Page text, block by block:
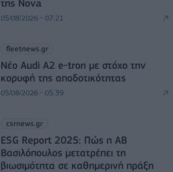
της Nova
05/08/2026 - 07:21
fleetnews.gr
Νέο Audi A2 e-tron με στόχο την
κορυφή της αποδοτικότητας
05/08/2026 - 05:39
csrnews.gr
ESG Report 2025: Πώς η ΑΒ
Βασιλόπουλος μετατρέπει τη
βιωσιμότητα σε καθημερινή πράξη